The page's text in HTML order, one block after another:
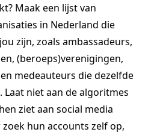
Maak een lijst van
in Nederland die
zijn, zoals ambassadeurs,
(beroeps)verenigingen,
medeauteurs die dezelfde
Laat niet aan de algoritmes
ziet aan social media
hun accounts zelf op,